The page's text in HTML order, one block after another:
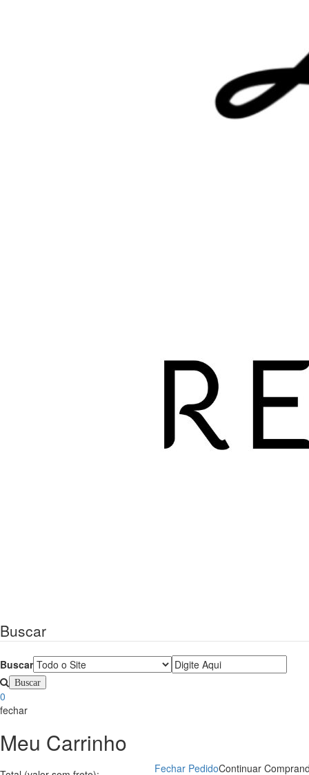
Buscar
Buscar
0
fechar
Meu Carrinho
Fechar PedidoContinuar